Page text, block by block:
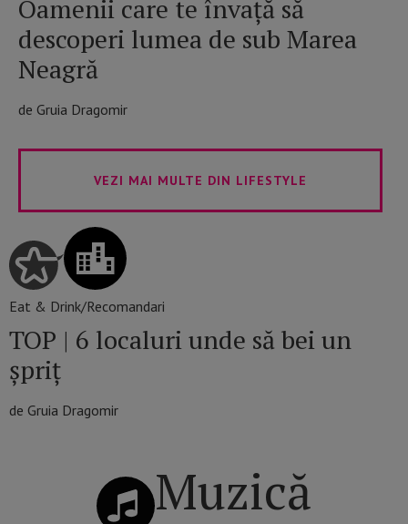
Oamenii care te învață să
descoperi lumea de sub Marea
Neagră
de Gruia Dragomir
VEZI MAI MULTE DIN LIFESTYLE
Eat & Drink/Recomandari
TOP | 6 localuri unde să bei un
șpriț
de Gruia Dragomir
Muzică